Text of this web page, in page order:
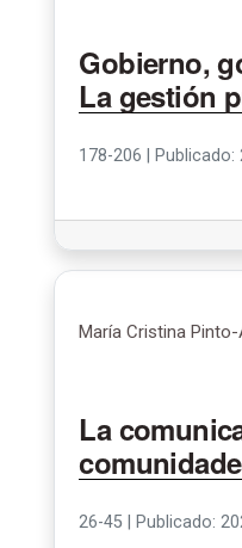
Gobierno,
La gestión
178-206 Publicado:
María Cristina
La
26-45 Publicado: